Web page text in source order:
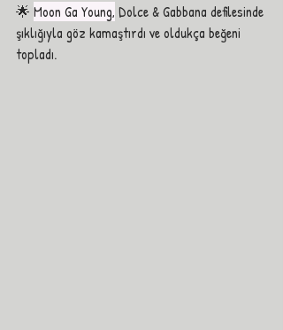
🌟 Moon Ga Young, Dolce & Gabbana defilesinde
şıklığıyla göz kamaştırdı ve oldukça beğeni
topladı.